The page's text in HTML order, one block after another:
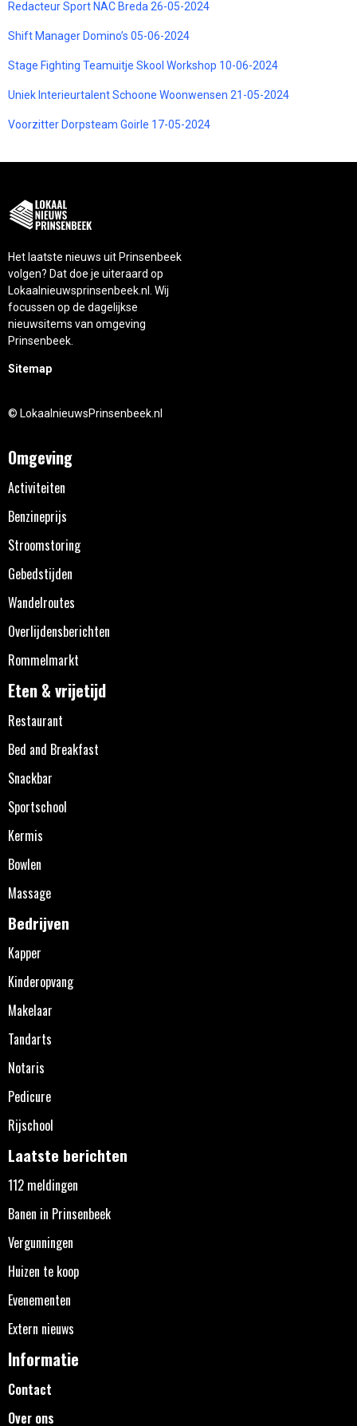
Redacteur Sport NAC Breda 26-05-2024
Shift Manager Domino’s 05-06-2024
Stage Fighting Teamuitje Skool Workshop 10-06-2024
Uniek Interieurtalent Schoone Woonwensen 21-05-2024
Voorzitter Dorpsteam Goirle 17-05-2024
Het laatste nieuws uit Prinsenbeek
volgen? Dat doe je uiteraard op
Lokaalnieuwsprinsenbeek.nl. Wij
focussen op de dagelijkse
nieuwsitems van omgeving
Prinsenbeek.
Sitemap
© LokaalnieuwsPrinsenbeek.nl
Omgeving
Activiteiten
Benzineprijs
Stroomstoring
Gebedstijden
Wandelroutes
Overlijdensberichten
Rommelmarkt
Eten & vrijetijd
Restaurant
Bed and Breakfast
Snackbar
Sportschool
Kermis
Bowlen
Massage
Bedrijven
Kapper
Kinderopvang
Makelaar
Tandarts
Notaris
Pedicure
Rijschool
Laatste berichten
112 meldingen
Banen in Prinsenbeek
Vergunningen
Huizen te koop
Evenementen
Extern nieuws
Informatie
Contact
Over ons